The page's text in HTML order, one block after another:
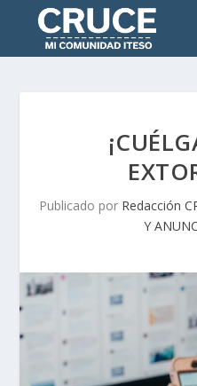
Publicado por Redacción
Y